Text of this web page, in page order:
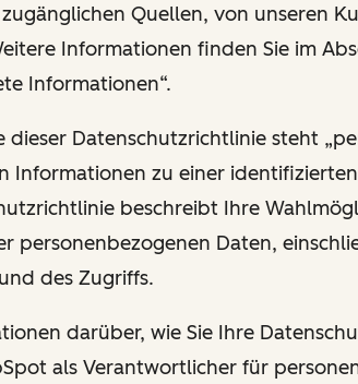
Quellen, von unseren
Informationen finden Sie im
Informationen“.
dieser Datenschutzrichtlinie steht
Informationen zu einer
beschreibt Ihre
personenbezogenen Daten,
des Zugriffs.
darüber, wie Sie Ihre
als Verantwortlicher für